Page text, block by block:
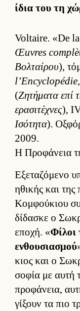
ίδια του τη
Voltaire. «De
Œuvres
Βολ­ταί­ρου),
(Ζητήματα επί
ερασιτέχνες),
Ισότητα).
2009.
Η Προφάνεια
Εξεταζόμενο
ηθικής και της
Κομ­φού­κιου
δίδασκε ο
εποχή. «Φίλοι
εν­θου­σια­σμού
κιος και ο
σοφία με αυτή
προφάνεια,
γίξουν τα πιο